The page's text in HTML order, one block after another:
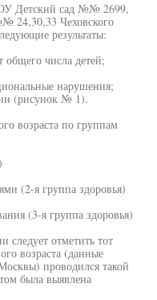
Детский сад №№ 2699,
24,30,33 Чеховского
результаты:
общего числа детей;
нарушения;
(рисунок № 1).
возраста по группам
(2-я группа здоровья)
(3-я группа здоровья)
следует отметить тот
возраста (данные
проводился такой
была выявлена